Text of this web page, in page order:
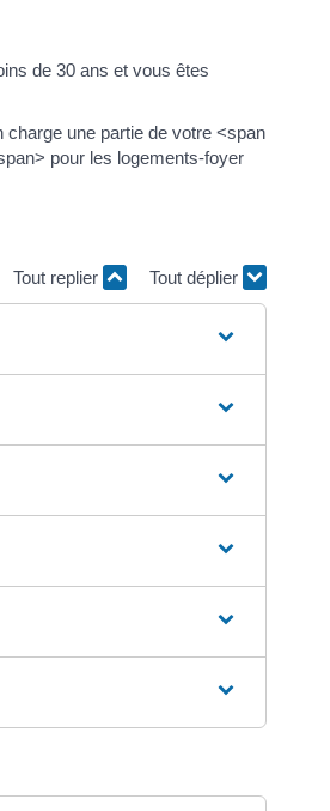
de 30 ans et vous êtes
une partie de votre <span
pour les logements-foyer
Tout replier Tout déplier